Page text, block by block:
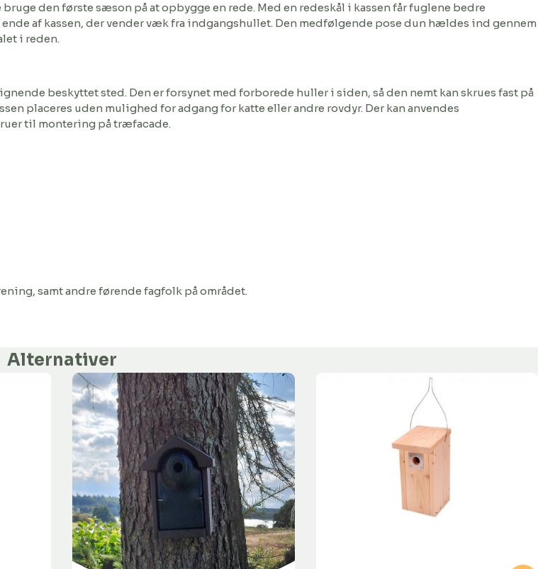
den første sæson på at opbygge en rede. Med en redeskål i kassen får fuglene bedre
af kassen, der vender væk fra indgangshullet. Den medfølgende pose dun hældes ind gennem
i reden.
beskyttet sted. Den er forsynet med forborede huller i siden, så den nemt kan skrues fast på
placeres uden mulighed for adgang for katte eller andre rovdyr. Der kan anvendes
til montering på træfacade.
samt andre førende fagfolk på området.
Alternativer